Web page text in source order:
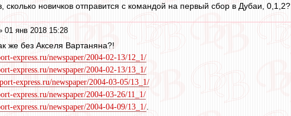
сколько новичков отправится с командой на первый сбор в Дубаи, 0,1,2?
01 янв 2018 15:28
же без Акселя Вартаняна?!
express.ru/newspaper/2004-02-13/12_1/
express.ru/newspaper/2004-02-13/13_1/
express.ru/newspaper/2004-03-05/13_1/
express.ru/newspaper/2004-03-26/11_1/
express.ru/newspaper/2004-04-09/13_1/.